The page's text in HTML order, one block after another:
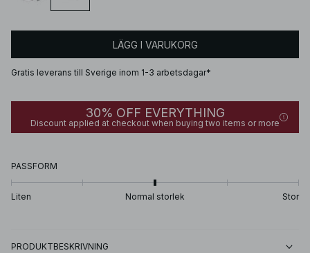
LÄGG I VARUKORG
Gratis leverans till Sverige inom 1-3 arbetsdagar*
30% OFF EVERYTHING
Discount applied at checkout when buying two items or more
PASSFORM
Liten Normal storlek Stor
PRODUKTBESKRIVNING